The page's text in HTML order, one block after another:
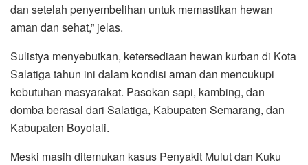
dan setelah penyembelihan untuk memastikan hewan
aman dan sehat,” jelas.
Sulistya menyebutkan, ketersediaan hewan kurban di Kota
Salatiga tahun ini dalam kondisi aman dan mencukupi
kebutuhan masyarakat. Pasokan sapi, kambing, dan
domba berasal dari Salatiga, Kabupaten Semarang, dan
Kabupaten Boyolali.
Meski masih ditemukan kasus Penyakit Mulut dan Kuku